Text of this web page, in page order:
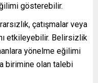
gösterebilir.
çatışmalar veya
etkileyebilir. Belirsizlik
yönelme eğilimi
birimine olan talebi